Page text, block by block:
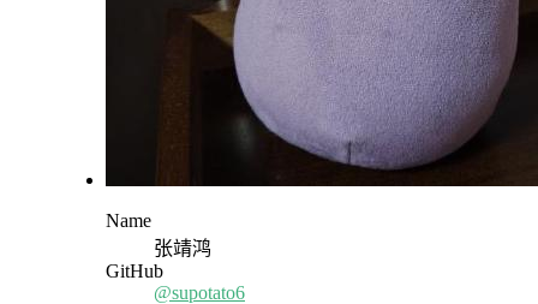
Name
张靖鸿
GitHub
@supotato6